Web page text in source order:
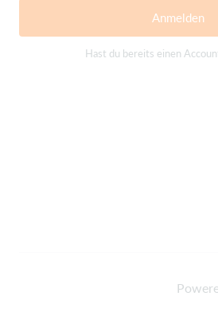
Anmelden
Hast du bereits einen